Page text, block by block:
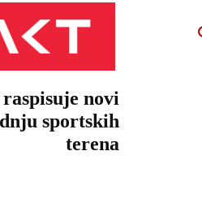
novi
sportskih
terena